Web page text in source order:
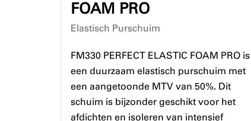
FOAM PRO
Elastisch Purschuim
FM330 PERFECT ELASTIC FOAM PRO is
een duurzaam elastisch purschuim met
een aangetoonde MTV van 50%. Dit
schuim is bijzonder geschikt voor het
afdichten en isoleren van intensief